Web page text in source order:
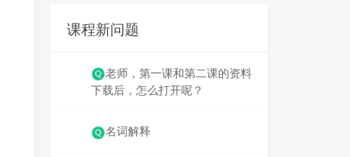
课程新问题
老师，第一课和第二课的资料
下载后，怎么打开呢？
名词解释